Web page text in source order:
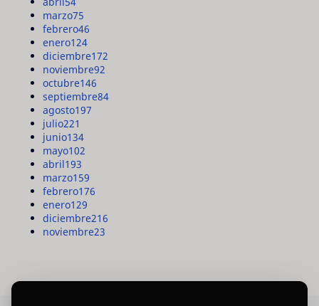
marzo75
febrero46
enero124
diciembre172
noviembre92
octubre146
septiembre84
agosto197
julio221
junio134
mayo102
abril193
marzo159
febrero176
enero129
diciembre216
noviembre23